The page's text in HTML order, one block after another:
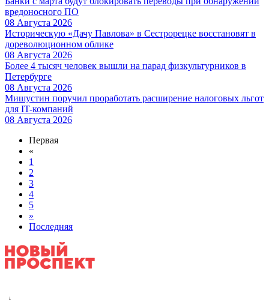
вредоносного ПО
08 Августа 2026
Историческую «Дачу Павлова» в Сестрорецке восстановят в
дореволюционном облике
08 Августа 2026
Более 4 тысяч человек вышли на парад физкультурников в
Петербурге
08 Августа 2026
Мишустин поручил проработать расширение налоговых льгот
для IT-компаний
08 Августа 2026
Первая
«
1
2
3
4
5
»
Последняя